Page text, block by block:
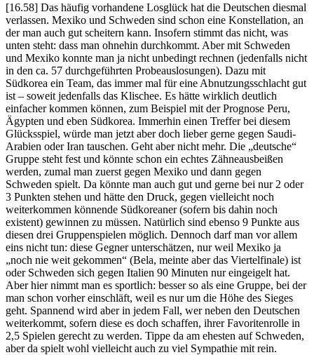
[16.58] Das häufig vorhandene Losglück hat die Deutschen diesmal
verlassen. Mexiko und Schweden sind schon eine Konstellation, an
der man auch gut scheitern kann. Insofern stimmt das nicht, was
unten steht: dass man ohnehin durchkommt. Aber mit Schweden
und Mexiko konnte man ja nicht unbedingt rechnen (jedenfalls nicht
in den ca. 57 durchgeführten Probeauslosungen). Dazu mit
Südkorea ein Team, das immer mal für eine Abnutzungsschlacht gut
ist – soweit jedenfalls das Klischee. Es hätte wirklich deutlich
einfacher kommen können, zum Beispiel mit der Prognose Peru,
Ägypten und eben Südkorea. Immerhin einen Treffer bei diesem
Glücksspiel, würde man jetzt aber doch lieber gerne gegen Saudi-
Arabien oder Iran tauschen. Geht aber nicht mehr. Die „deutsche“
Gruppe steht fest und könnte schon ein echtes Zähneausbeißen
werden, zumal man zuerst gegen Mexiko und dann gegen
Schweden spielt. Da könnte man auch gut und gerne bei nur 2 oder
3 Punkten stehen und hätte den Druck, gegen vielleicht noch
weiterkommen könnende Südkoreaner (sofern bis dahin noch
existent) gewinnen zu müssen. Natürlich sind ebenso 9 Punkte aus
diesen drei Gruppenspielen möglich. Dennoch darf man vor allem
eins nicht tun: diese Gegner unterschätzen, nur weil Mexiko ja
„noch nie weit gekommen“ (Bela, meinte aber das Viertelfinale) ist
oder Schweden sich gegen Italien 90 Minuten nur eingeigelt hat.
Aber hier nimmt man es sportlich: besser so als eine Gruppe, bei der
man schon vorher einschläft, weil es nur um die Höhe des Sieges
geht. Spannend wird aber in jedem Fall, wer neben den Deutschen
weiterkommt, sofern diese es doch schaffen, ihrer Favoritenrolle in
2,5 Spielen gerecht zu werden. Tippe da am ehesten auf Schweden,
aber da spielt wohl vielleicht auch zu viel Sympathie mit rein.